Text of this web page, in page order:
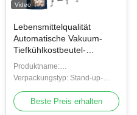
Video
Lebensmittelqualität
Automatische Vakuum-
Tiefkühlkostbeutel-
Verpackungsmaschine
Garnelen Tintenfischringe
Beutel Mehrkopfwaage
Füll- und
Verpackungsmaschine
Produktname:
Verpackungsmaschine für
gefrorene Garnelen
Verpackungstyp: Stand-up-
Beutel, Taschen, Beutel
Beste Preis erhalten